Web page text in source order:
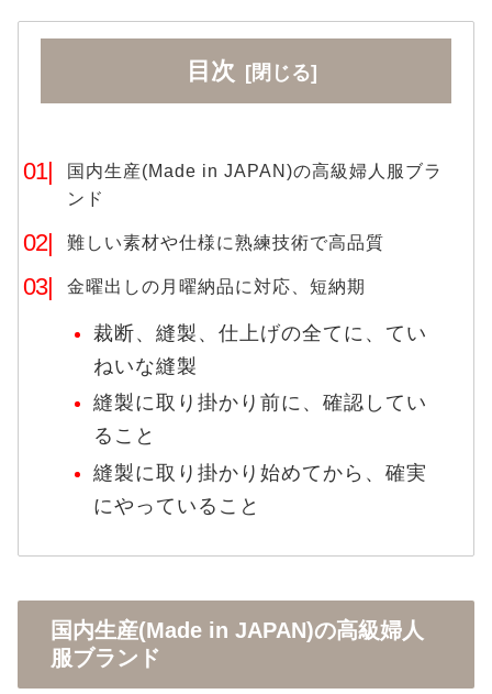
目次
国内生産(Made in JAPAN)の高級婦人服ブラ
ンド
難しい素材や仕様に熟練技術で高品質
金曜出しの月曜納品に対応、短納期
裁断、縫製、仕上げの全てに、てい
ねいな縫製
縫製に取り掛かり前に、確認してい
ること
縫製に取り掛かり始めてから、確実
にやっていること
国内生産(Made in JAPAN)の高級婦人
服ブランド